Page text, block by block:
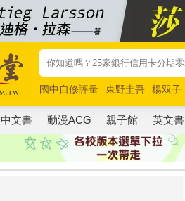
國中自修評量 東野圭吾 楊双子
唯紅花綻放
奧德賽 路邊攤新作
中文書 動漫ACG 親子館 英文書